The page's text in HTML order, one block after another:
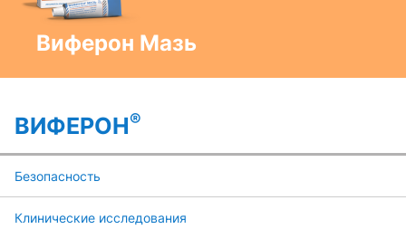
Виферон Мазь
ВИФЕРОН®
Безопасность
Клинические исследования